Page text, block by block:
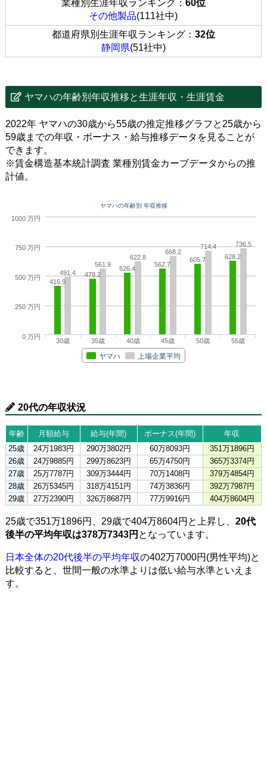
業種別生涯年収ランキング： 60位
その他製品(111社中)
都道府県別生涯年収ランキング： 32位
静岡県(51社中)
ヤマハの年齢別年収推移と生涯年収・生涯賃金
2022年 ヤマハの30歳から55歳の推定推移グラフと25歳から
59歳までの年収・ボーナス・給与推移データを見ることが
できます。
※賃金構造基本統計調査 業種別賃金カーブデータからの推
計値。
ヤマハの年齢別 年収推移
416.9
478.2
526.4
562.7
605.7 628.2
491.4
561.9
622.8
668.2
714.4 736.5
ヤマハ 上場企業平均
30歳 35歳 40歳 45歳 50歳 55歳
0 万円
250 万円
500 万円
750 万円
1000 万円
20代の年収状況
年齢 月額給与 給与(年間) ボーナス(年間)
年収
25歳
24万1983円 290万3802円 60万8093円
351万1896円
26歳
24万9885円 299万8623円 65万4750円
365万3374円
27歳
25万7787円 309万3444円 70万1408円
379万4854円
28歳
26万5345円 318万4151円 74万3836円
392万7987円
29歳
27万2390円 326万8687円 77万9916円 404万8604円
25歳で351万1896円、29歳で404万8604円と上昇し、 20代
後半の平均年収は378万7343円 となっています。
日本全体の20代後半の平均年収の402万7000円(男性平均)と
比較すると、世間一般の水準よりは低い給与水準といえま
す。